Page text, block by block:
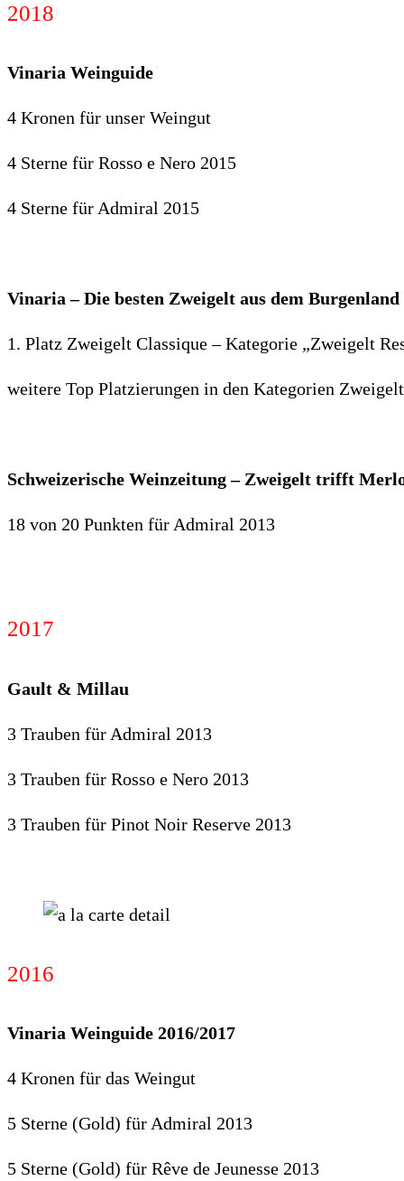
2018
Vinaria Weinguide
4 Kronen für unser Weingut
4 Sterne für Rosso e Nero 2015
4 Sterne für Admiral 2015
Vinaria – Die besten Zweigelt aus dem Burgenland
1. Platz Zweigelt Classique – Kategorie „Zweigelt
weitere Top Platzierungen in den Kategorien
Schweizerische Weinzeitung – Zweigelt trifft
18 von 20 Punkten für Admiral 2013
2017
Gault & Millau
3 Trauben für Admiral 2013
3 Trauben für Rosso e Nero 2013
3 Trauben für Pinot Noir Reserve 2013
2016
Vinaria Weinguide 2016/2017
4 Kronen für das Weingut
5 Sterne (Gold) für Admiral 2013
5 Sterne (Gold) für Rêve de Jeunesse 2013